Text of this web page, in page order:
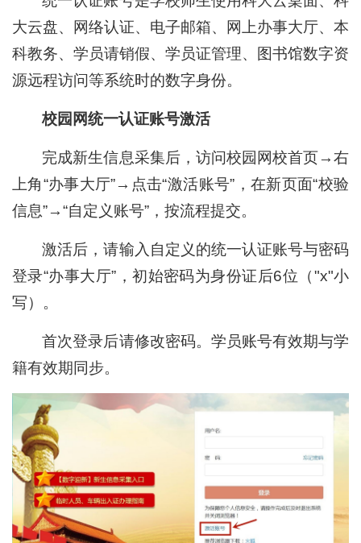
大云盘、网络认证、电子邮箱、网上办事大厅、本
科教务、学员请销假、学员证管理、图书馆数字资
源远程访问等系统时的数字身份。
校园网统一认证账号激活
完成新生信息采集后，访问校园网校首页→右
上角“办事大厅”→点击“激活账号”，在新页面“校验
信息”→“自定义账号”，按流程提交。
激活后，请输入自定义的统一认证账号与密码
登录“办事大厅”，初始密码为身份证后6位（"x"小
写）。
首次登录后请修改密码。学员账号有效期与学
籍有效期同步。